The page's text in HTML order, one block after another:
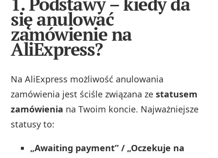
się anulować
zamówienie na
AliExpress?
Na AliExpress możliwość anulowania
zamówienia jest ściśle związana zestatusem
zamówienia na Twoim koncie. Najważniejsze
statusy to:
„Awaiting payment” / „Oczekuje na